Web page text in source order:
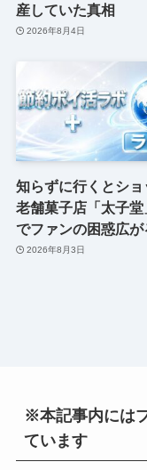
産していた真相
2026年8月4日
知らずに行くとシ
老舗菓子店「太子堂
でファンの困惑広が
2026年8月3日
※本記事内には
ています